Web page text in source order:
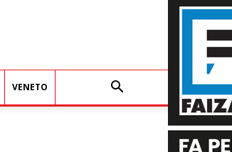
VENETO